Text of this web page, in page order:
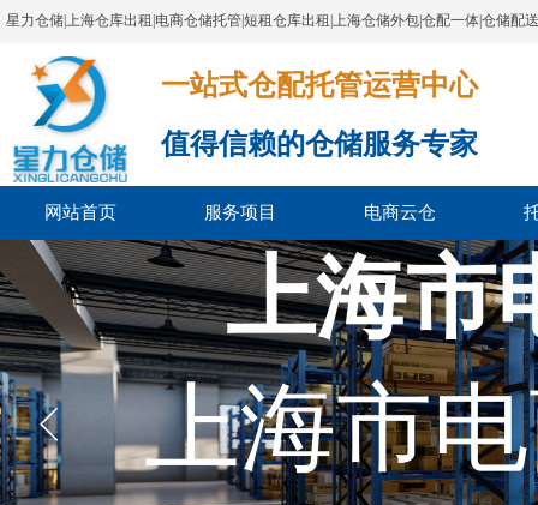
星力仓储|上海仓库出租|电商仓储托管|短租仓库出租|上海仓储外包|仓配一体|仓储配
一站式仓配托管运营中心​​​​​​​​​​​​​​​​​
值得信赖的仓储服务专家
网站首页 服务项目 电商云仓
上海市
上海市